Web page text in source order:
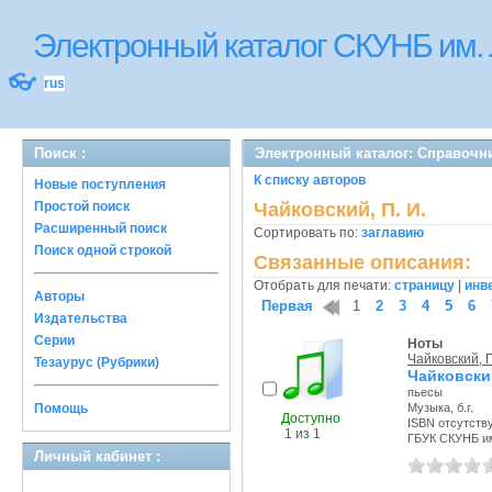
Электронный каталог СКУНБ
👓 rus
Поиск :
Новые поступления
Простой поиск
Расширенный поиск
Поиск одной строкой
Авторы
Издательства
Серии
Тезаурус (Рубрики)
Помощь
Личный кабинет :
Электронный каталог:
К списку авторов
Чайковский, П. И.
Сортировать по: заглавию
Связанные описания:
Отобрать для печати: страницу
Первая 1 2 3 4 5 6
Доступно
1 из 1
Ноты
Чайковский,
пьесы
Музыка, б.г.
ISBN
ГБУК СКУНБ